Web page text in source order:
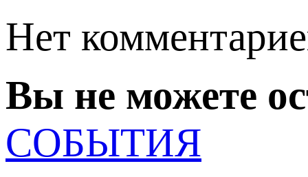
Нет
Вы не можете
СОБЫТИЯ